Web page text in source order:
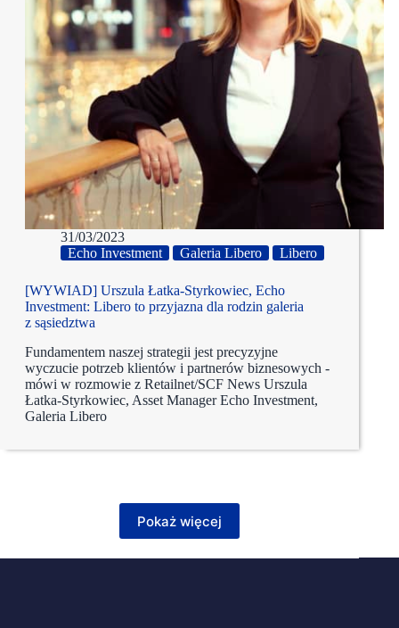
31/03/2023
Echo Investment
Galeria Libero Libero
[WYWIAD] Urszula Łatka-Styrkowiec, Echo
Investment: Libero to przyjazna dla rodzin galeria
z sąsiedztwa
Fundamentem naszej strategii jest precyzyjne
wyczucie potrzeb klientów i partnerów biznesowych -
mówi w rozmowie z Retailnet/SCF News Urszula
Łatka-Styrkowiec, Asset Manager Echo Investment,
Galeria Libero
Pokaż więcej